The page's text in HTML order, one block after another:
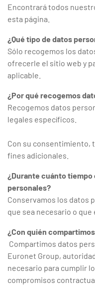
Encontrará todos
esta página.
¿Qué tipo de datos
Sólo recogemos los
ofrecerle el sitio web y
aplicable.
¿Por qué recogemos
Recogemos datos
legales específicos.
Con su consentimiento,
fines adicionales.
¿Durante cuánto
personales?
Conservamos los datos
que sea necesario o que
¿Con quién
Compartimos datos
Euronet Group,
necesario para cumplir
compromisos